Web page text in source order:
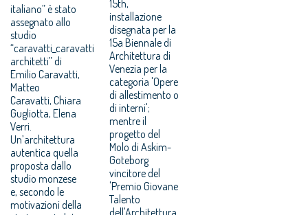
italiano” è stato
assegnato allo
studio
“caravatti_caravatti
architetti” di
Emilio Caravatti,
Matteo
Caravatti, Chiara
Gugliotta, Elena
Verri.
Un’architettura
autentica quella
proposta dallo
studio monzese
e, secondo le
motivazioni della
15th,
installazione
disegnata per la
15a Biennale di
Architettura di
Venezia per la
categoria 'Opere
di allestimento o
di interni';
mentre il
progetto del
Molo di Askim-
Goteborg
vincitore del
'Premio Giovane
Talento
dell'Architettura